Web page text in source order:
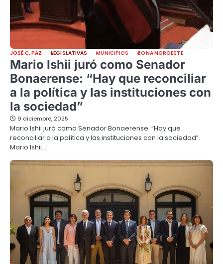
JOSÉ C. PAZ LEGISLATIVAS MUNICIPIOS ZONA NOROESTE
Mario Ishii juró como Senador
Bonaerense: “Hay que reconciliar
a la política y las instituciones con
la sociedad”
9 diciembre, 2025
Mario Ishii juró como Senador Bonaerense: “Hay que
reconciliar a la política y las instituciones con la sociedad”.
Mario Ishii…